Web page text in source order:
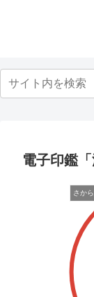
電子印鑑
さか